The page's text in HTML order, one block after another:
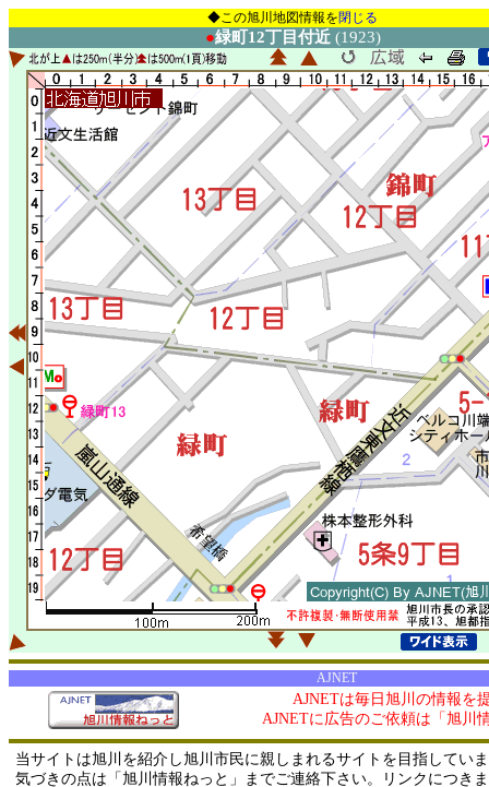
◆この旭川地図情報を閉じる
●緑町12丁目付近(1923)
AJNET
AJNETは毎日旭川の情報を
AJNETに広告のご依頼は「旭川
当サイトは旭川を紹介し旭川市民に親しまれるサイトを目指してい
気づきの点は「旭川情報ねっと」までご連絡下さい。リンクにつき